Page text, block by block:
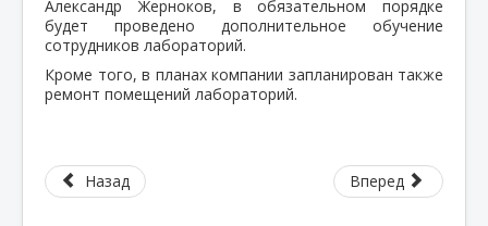
Александр Жерноков, в обязательном порядке
будет проведено дополнительное обучение
сотрудников лабораторий.
Кроме того, в планах компании запланирован также
ремонт помещений лабораторий.
Назад Вперед